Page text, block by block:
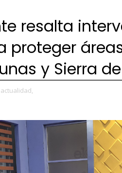
resalta
proteger
y Sierra
actualidad,